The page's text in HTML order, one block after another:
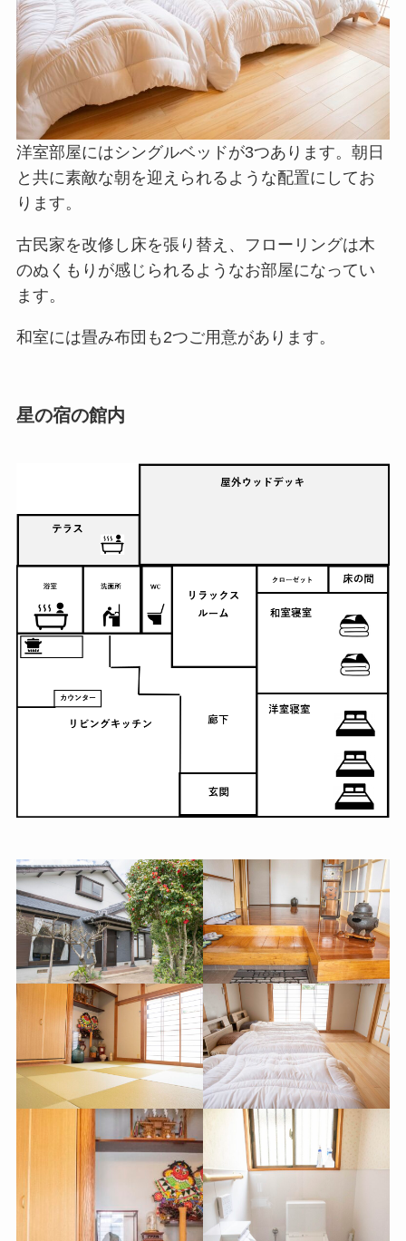
洋室部屋にはシングルベッドが3つあります。朝日
と共に素敵な朝を迎えられるような配置にしてお
ります。
古民家を改修し床を張り替え、フローリングは木
のぬくもりが感じられるようなお部屋になってい
ます。
和室には畳み布団も2つご用意があります。
星の宿の館内